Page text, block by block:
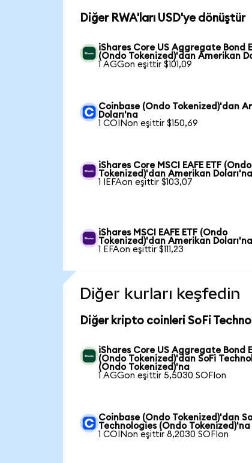
Diğer RWA'ları USD'ye dönüştür
iShares Core US Aggregate Bond
(Ondo Tokenized)'dan Amerikan
1 AGGon eşittir $101,09
Coinbase (Ondo Tokenized)'dan
Doları'na
1 COINon eşittir $150,69
iShares Core MSCI EAFE ETF (Ondo
Tokenized)'dan Amerikan Doları'na
1 IEFAon eşittir $103,07
iShares MSCI EAFE ETF (Ondo
Tokenized)'dan Amerikan Doları'na
1 EFAon eşittir $111,23
Diğer kurları keşfedin
Diğer kripto coinleri SoFi
iShares Core US Aggregate Bond
(Ondo Tokenized)'dan SoFi
(Ondo Tokenized)'na
1 AGGon eşittir 5,5030 SOFIon
Coinbase (Ondo Tokenized)'dan
Technologies (Ondo Tokenized)'na
1 COINon eşittir 8,2030 SOFIon